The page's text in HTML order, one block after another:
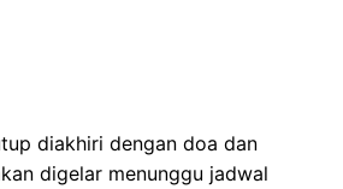
diakhiri dengan doa dan
digelar menunggu jadwal